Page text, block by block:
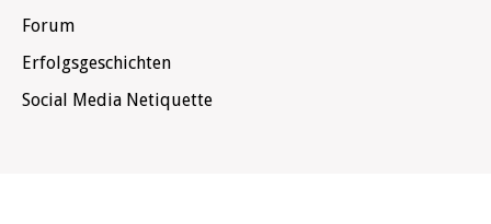
Forum
Erfolgsgeschichten
Social Media Netiquette